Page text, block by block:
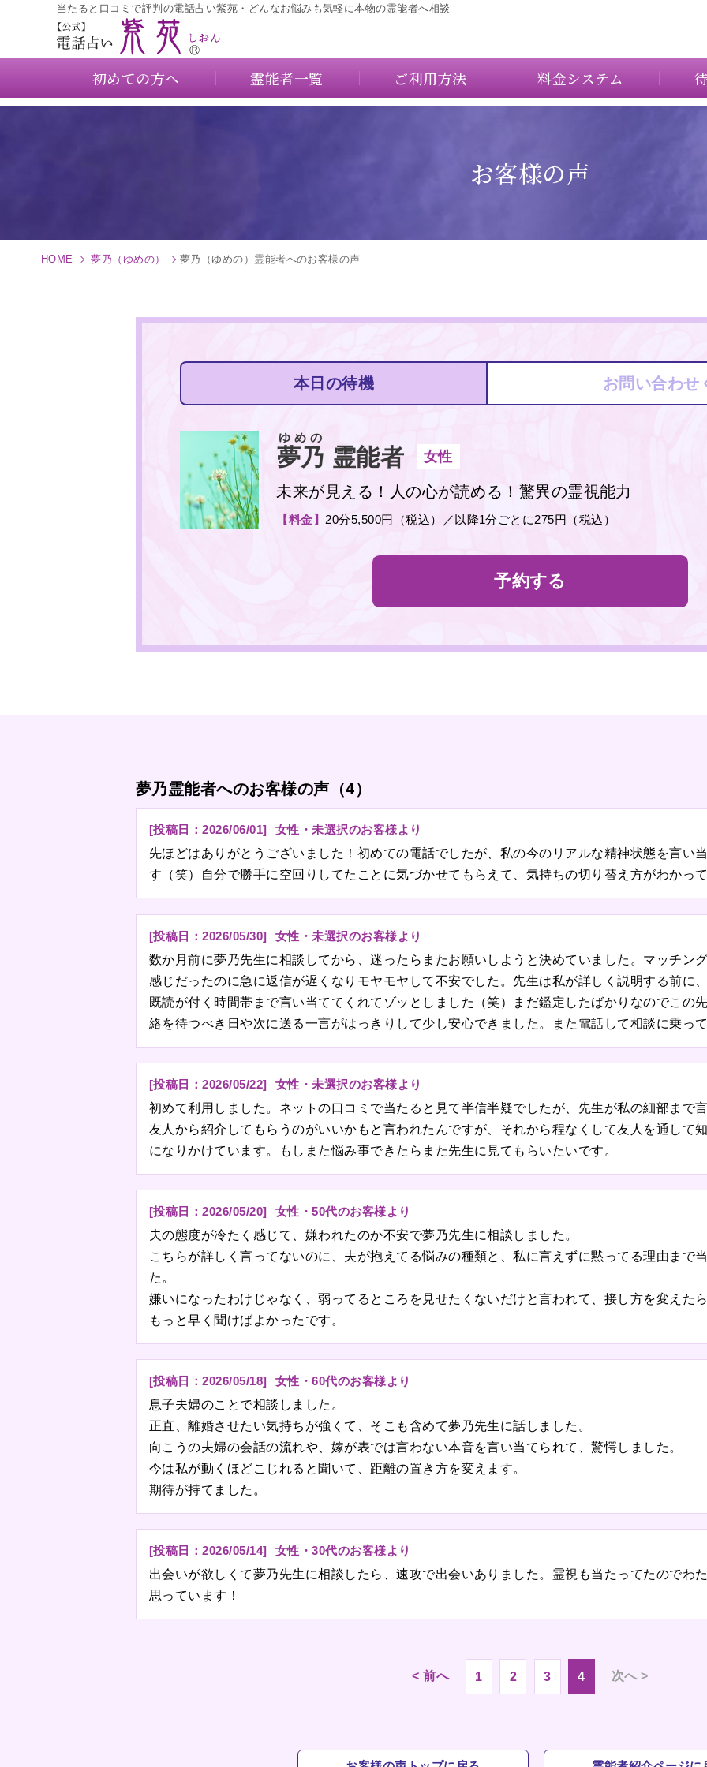
当たると口コミで評判の電話占い紫苑・どんなお悩みも気軽に本物の霊能者へ相談
初めての方へ 霊能者一覧 ご利用方法 料金システム
お客様の声
HOME 夢乃（ゆめの） 夢乃（ゆめの）霊能者へのお客様の声
本日の待機 お問い合わせ
夢乃
ゆめの
霊能者 女性
未来が見える！人の心が読める！驚異の霊視能力
【料金】 20分5,500円（税込）／以降1分ごとに275円（税込）
予約する
夢乃霊能者へのお客様の声（4）
[投稿日：2026/06/01]
女性・未選択のお客様より
先ほどはありがとうございました！初めての電話でしたが、私の今のリアルな精神状態を言い
す（笑）自分で勝手に空回りしてたことに気づかせてもらえて、気持ちの切り替え方がわかっ
[投稿日：2026/05/30]
女性・未選択のお客様より
数か月前に夢乃先生に相談してから、迷ったらまたお願いしようと決めていました。マッチン
感じだったのに急に返信が遅くなりモヤモヤして不安でした。先生は私が詳しく説明する前に
既読が付く時間帯まで言い当ててくれてゾッとしました（笑）まだ鑑定したばかりなのでこの
絡を待つべき日や次に送る一言がはっきりして少し安心できました。また電話して相談に乗っ
[投稿日：2026/05/22]
女性・未選択のお客様より
初めて利用しました。ネットの口コミで当たると見て半信半疑でしたが、先生が私の細部まで
友人から紹介してもらうのがいいかもと言われたんですが、それから程なくして友人を通して
になりかけています。もしまた悩み事できたらまた先生に見てもらいたいです。
[投稿日：2026/05/20]
女性・50代のお客様より
夫の態度が冷たく感じて、嫌われたのか不安で夢乃先生に相談しました。
こちらが詳しく言ってないのに、夫が抱えてる悩みの種類と、私に言えずに黙ってる理由まで
た。
嫌いになったわけじゃなく、弱ってるところを見せたくないだけと言われて、接し方を変えた
もっと早く聞けばよかったです。
[投稿日：2026/05/18]
女性・60代のお客様より
息子夫婦のことで相談しました。
正直、離婚させたい気持ちが強くて、そこも含めて夢乃先生に話しました。
向こうの夫婦の会話の流れや、嫁が表では言わない本音を言い当てられて、驚愕しました。
今は私が動くほどこじれると聞いて、距離の置き方を変えます。
期待が持てました。
[投稿日：2026/05/14]
女性・30代のお客様より
出会いが欲しくて夢乃先生に相談したら、速攻で出会いありました。霊視も当たってたのでわ
思っています！
< 前へ 1 2 3 4 次へ >